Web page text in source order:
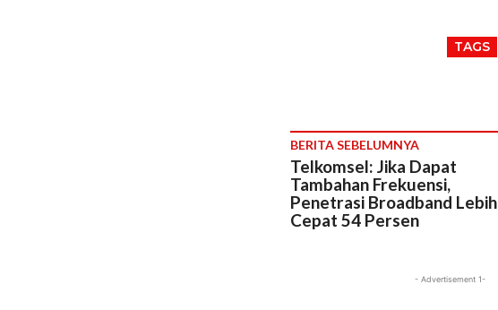
TAGS
BERITA SEBELUMNYA
Telkomsel: Jika Dapat
Tambahan Frekuensi,
Penetrasi Broadband Lebih
Cepat 54 Persen
- Advertisement 1-